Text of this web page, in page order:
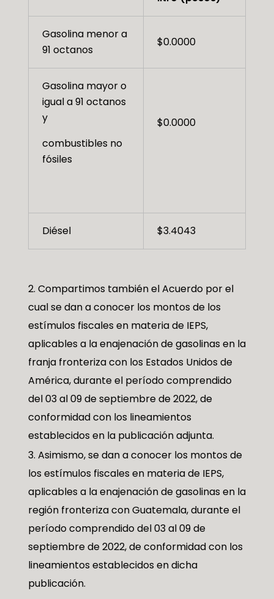
Gasolina menor a
91 octanos
$0.0000
Gasolina mayor o
igual a 91 octanos
y
combustibles no
fósiles
$0.0000
Diésel $3.4043
Compartimos también el Acuerdo por el
cual se dan a conocer los montos de los
estímulos fiscales en materia de IEPS,
aplicables a la enajenación de gasolinas en la
franja fronteriza con los Estados Unidos de
América, durante el período comprendido
del 03 al 09 de septiembre de 2022, de
conformidad con los lineamientos
establecidos en la publicación adjunta.
Asimismo, se dan a conocer los montos de
los estímulos fiscales en materia de IEPS,
aplicables a la enajenación de gasolinas en la
región fronteriza con Guatemala, durante el
período comprendido del 03 al 09 de
septiembre de 2022, de conformidad con los
lineamientos establecidos en dicha
publicación.